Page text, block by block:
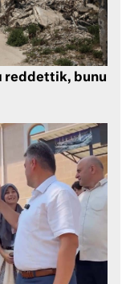
reddettik, bunu